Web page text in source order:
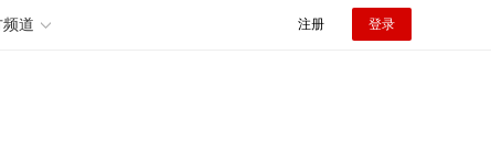
道 注册 登录